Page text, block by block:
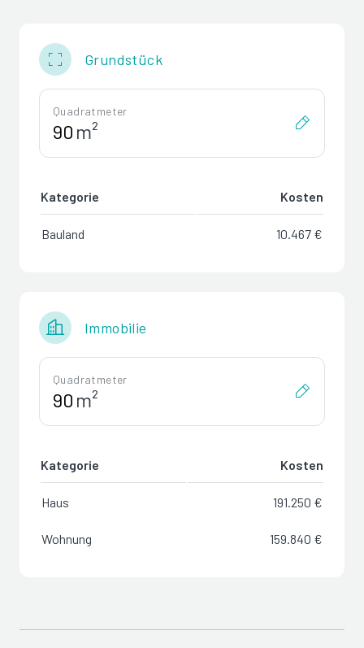
Grundstück
Quadratmeter
m²
Kategorie Kosten
Bauland 10.467 €
Immobilie
Quadratmeter
m²
Kategorie Kosten
Haus 191.250 €
Wohnung 159.840 €